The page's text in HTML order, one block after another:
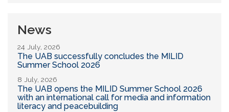
News
24 July, 2026
The UAB successfully concludes the MILID
Summer School 2026
8 July, 2026
The UAB opens the MILID Summer School 2026
with an international call for media and information
literacy and peacebuilding